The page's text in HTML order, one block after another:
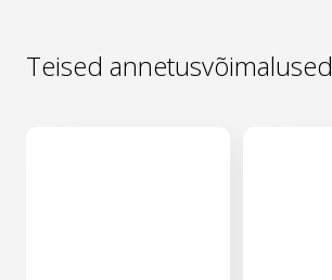
Teised annetusvõimalused